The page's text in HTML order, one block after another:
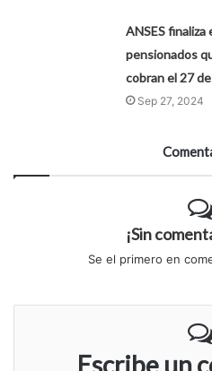
ANSES finaliza
pensionados
cobran el 27
Sep 27, 2024
¡Sin
Se el primero en